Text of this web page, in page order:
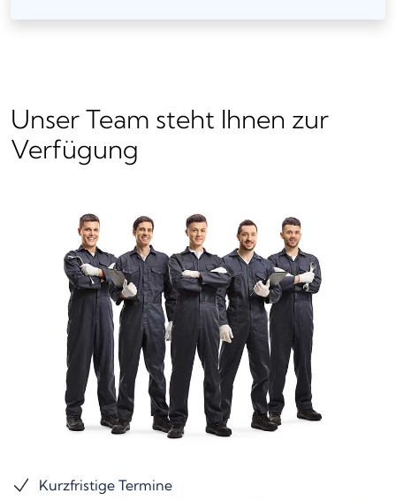
Unser Team steht Ihnen zur
Verfügung
Kurzfristige Termine